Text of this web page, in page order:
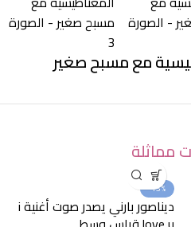
مع مسبح صغير
مماثلة
-15%
ديناصور بارني يصدر صوت أغنية i